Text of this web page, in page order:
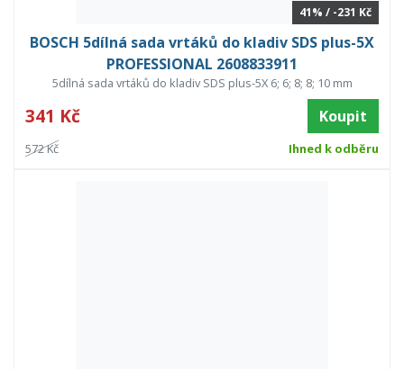
41% / -231 Kč
BOSCH 5dílná sada vrtáků do kladiv SDS plus-5X
PROFESSIONAL 2608833911
5dílná sada vrtáků do kladiv SDS plus-5X 6; 6; 8; 8; 10 mm
341 Kč Koupit
572 Kč Ihned k odběru